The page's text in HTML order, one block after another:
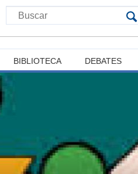
BIBLIOTECA DEBATES